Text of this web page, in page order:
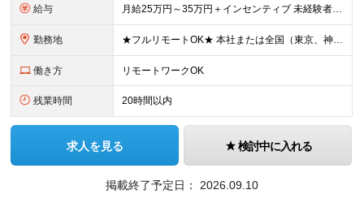
給与 月給25万円～35万円＋インセンティブ 未経験者：月給25万円～＋インセンティブ 経験者：月給35万円～＋インセンティブ （※経験者は営業経験5年以上の方を想定） ※経験・スキルなどを考慮のうえ、
勤務地 ★フルリモートOK★ 本社または全国（東京、神奈川、千葉、埼玉、大阪）にあるオフィスの利用も可能です！ ＜本社住所＞ 東京都豊島区南池袋1-16-15リージャス5階 ＜大阪支社＞ 大阪府大阪市北区
働き方 リモートワークOK
残業時間 20時間以内
求人を見る 検討中に入れる
掲載終了予定日： 2026.09.10